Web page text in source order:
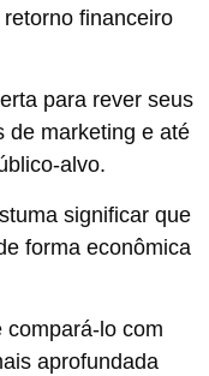
financeiro
para rever seus
de marketing e até
alvo.
significar que
forma econômica
compará-lo com
aprofundada